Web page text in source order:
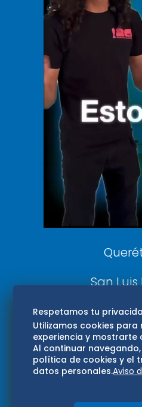
El
Vive
De 10
Aviso
San
Respetamos tu
Utilizamos cookies para
experiencia y mostrarte
Al continuar
política de cookies y el
datos personales.Aviso